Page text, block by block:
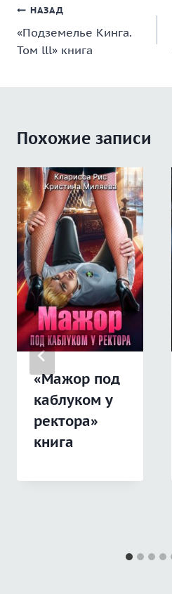
Навигация
по
записям
НАЗАД
«Подземелье Кинга.
Том lll» книга
Похожие записи
«Мажор под
каблуком у
ректора»
книга